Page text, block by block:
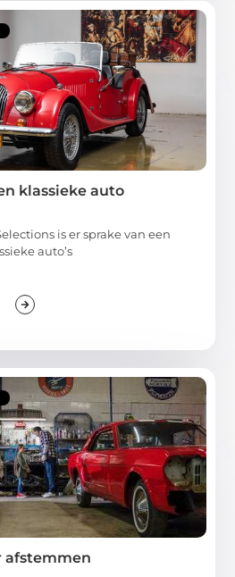
klassieke auto
is er sprake van een
auto’s
afstemmen